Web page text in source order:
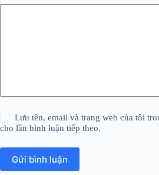
Lưu tên, email và trang web của tôi
cho lần bình luận tiếp theo.
Gửi bình luận